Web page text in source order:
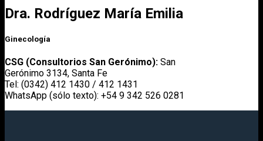
Dra. Rodríguez María Emilia
Ginecología
CSG (Consultorios San Gerónimo): San
Gerónimo 3134, Santa Fe
Tel: (0342) 412 1430 / 412 1431
WhatsApp (sólo texto): +54 9 342 526 0281